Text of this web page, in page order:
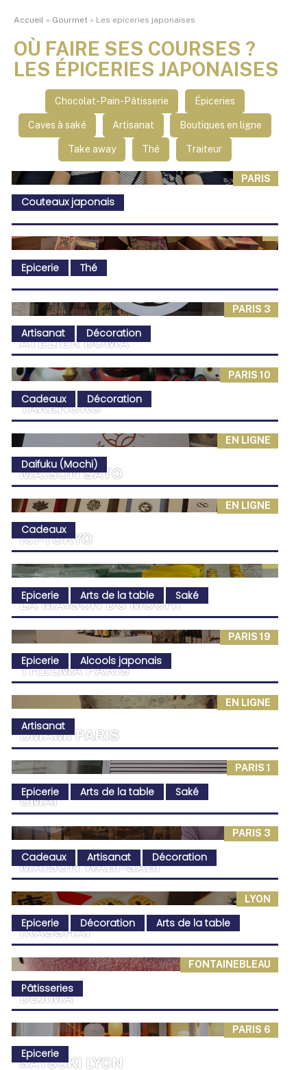
Accueil » Gourmet » Les epiceries japonaises
OÙ FAIRE SES COURSES ?
LES ÉPICERIES JAPONAISES
Chocolat-Pain-Pâtisserie Épiceries
Caves à saké Artisanat Boutiques en ligne
Take away Thé Traiteur
PARIS
ATELIER DOMA
Couteaux japonais
TAKENOKO
Epicerie Thé
PARIS 3
MAISON SATO
Artisanat Décoration
PARIS 10
ICI-TOKYO
Cadeaux Décoration
EN LIGNE
LA MAISON DU MOCHI
Daifuku (Mochi)
EN LIGNE
THELMA PARIS
Cadeaux
UMAMI PARIS
Epicerie Arts de la table Saké
PARIS 19
UMAÏ
Epicerie Alcools japonais
EN LIGNE
MAISON WABI-SABI
Artisanat
PARIS 1
IRASSHAI
Epicerie Arts de la table Saké
PARIS 3
DEJIMA
Cadeaux Artisanat Décoration
LYON
SATSUKI LYON
Epicerie Décoration Arts de la table
FONTAINEBLEAU
Pâtisseries
PARIS 6
Epicerie